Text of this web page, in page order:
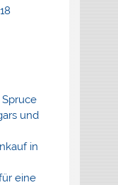
und
in
eine